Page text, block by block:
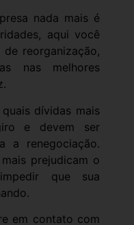
nada mais é
aqui você
reorganização,
nas melhores
dívidas mais
e devem ser
a renegociação.
prejudicam o
que sua
em contato com